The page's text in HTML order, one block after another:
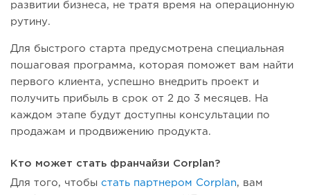
развитии бизнеса, не тратя время на операционную
рутину.
Для быстрого старта предусмотрена специальная
пошаговая программа, которая поможет вам найти
первого клиента, успешно внедрить проект и
получить прибыль в срок от 2 до 3 месяцев. На
каждом этапе будут доступны консультации по
продажам и продвижению продукта.
Кто может стать франчайзи Corplan?
Для того, чтобы стать партнером Corplan, вам